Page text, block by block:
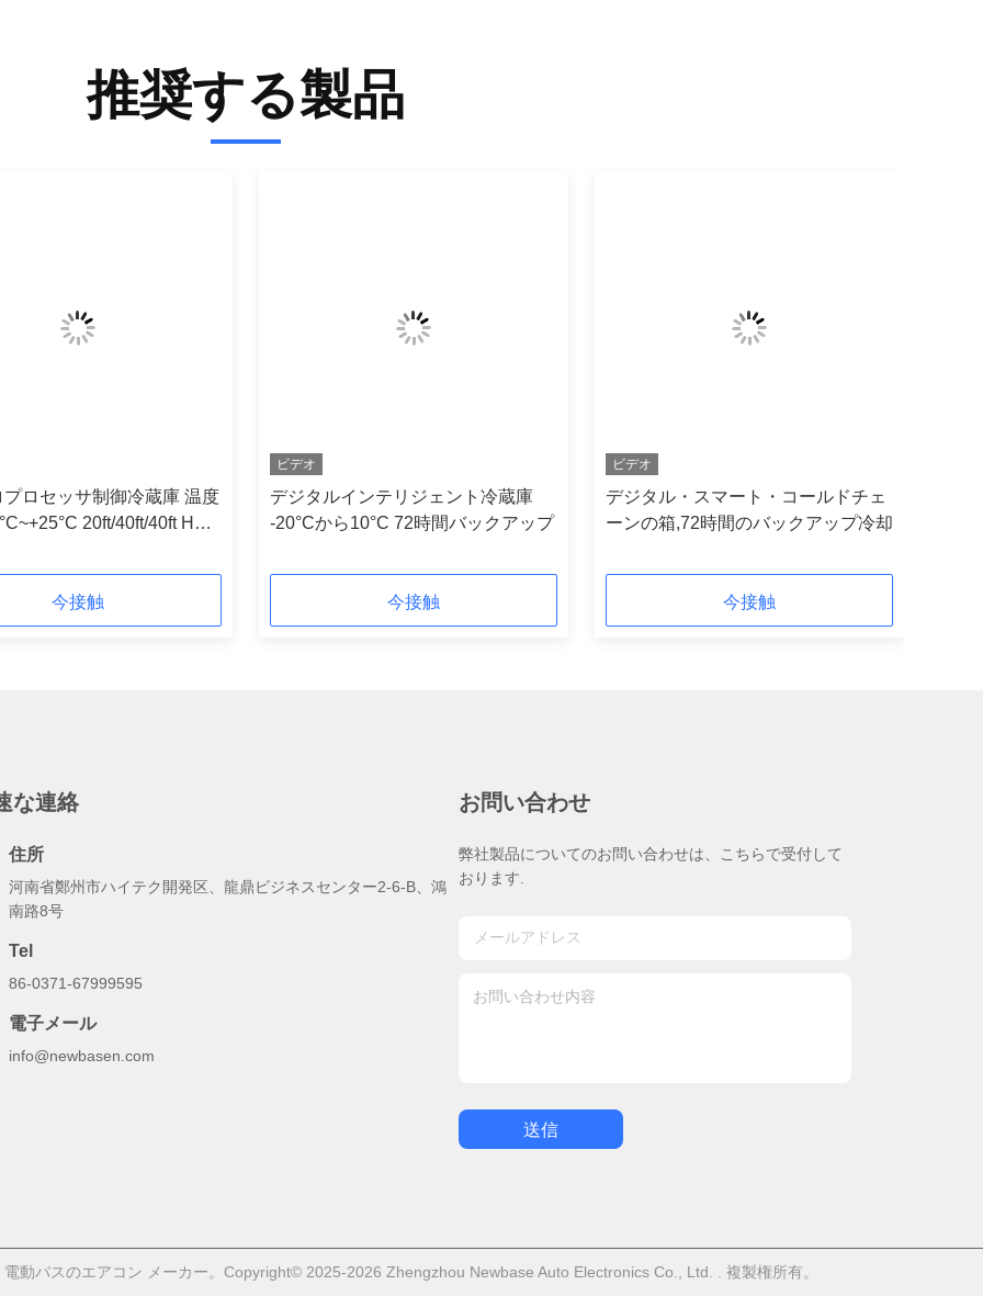
推奨する製品
ロセッサ制御冷蔵庫 温度
20ft/40ft/40ft HC
今接触
ビデオ
デジタルインテリジェント冷蔵庫
-20°Cから10°C 72時間バックアップ
今接触
ビデオ
デジタル・スマート・コールドチェ
ーンの箱,72時間のバックアップ冷却
今接触
な連絡
住所
河南省鄭州市ハイテク開発区、龍鼎ビジネスセンター2-6-B、鴻
南路8号
Tel
86-0371-67999595
電子メール
info@newbasen.com
お問い合わせ
弊社製品についてのお問い合わせは、こちらで受付して
おります.
送信
動バスのエアコン メーカー。Copyright© 2025-2026 Zhengzhou Newbase Auto Electronics Co., Ltd. . 複製権所有。